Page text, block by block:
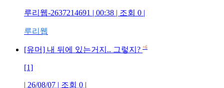
루리웹-2637214691 | 00:38 | 조회 0 |
루리웹
[유머] 내 뒤에 있는거지.. 그렇지? +6
[1]
| 26/08/07 | 조회 0 |